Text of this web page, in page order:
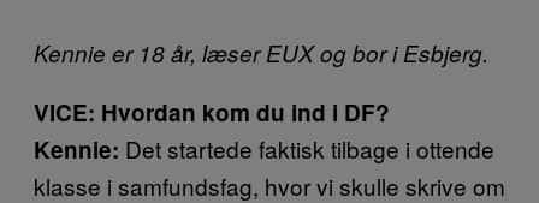
Kennie er 18 år, læser EUX og bor i Esbjerg.
VICE: Hvordan kom du ind i DF?
Kennie: Det startede faktisk tilbage i ottende
klasse i samfundsfag, hvor vi skulle skrive om